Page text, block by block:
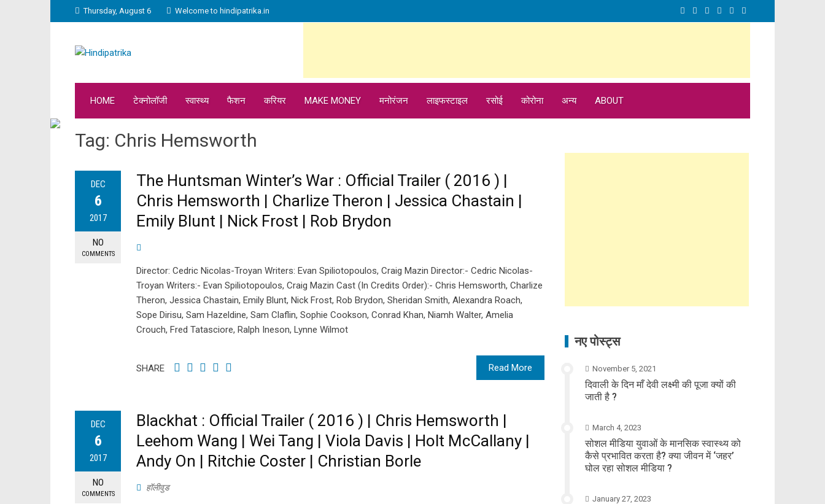
Thursday, August 6 Welcome to hindipatrika.in
HOME टेक्नोलॉजी स्वास्थ्य फैशन करियर MAKE MONEY मनोरंजन लाइफस्टाइल रसोई कोरोना अन्य ABOUT
Tag: Chris Hemsworth
DEC
6
2017
NO
COMMENTS
The Huntsman Winter’s War : Official Trailer ( 2016 ) |
Chris Hemsworth | Charlize Theron | Jessica Chastain |
Emily Blunt | Nick Frost | Rob Brydon
Director: Cedric Nicolas-Troyan Writers: Evan Spiliotopoulos, Craig Mazin Director:- Cedric Nicolas-
Troyan Writers:- Evan Spiliotopoulos, Craig Mazin Cast (In Credits Order):- Chris Hemsworth, Charlize
Theron, Jessica Chastain, Emily Blunt, Nick Frost, Rob Brydon, Sheridan Smith, Alexandra Roach,
Sope Dirisu, Sam Hazeldine, Sam Claflin, Sophie Cookson, Conrad Khan, Niamh Walter, Amelia
Crouch, Fred Tatasciore, Ralph Ineson, Lynne Wilmot
Read More
SHARE
DEC
6
2017
NO
COMMENTS
Blackhat : Official Trailer ( 2016 ) | Chris Hemsworth |
Leehom Wang | Wei Tang | Viola Davis | Holt McCallany |
Andy On | Ritchie Coster | Christian Borle
हॉलीवुड
नए पोस्ट्स
November 5, 2021
दिवाली के दिन माँ देवी लक्ष्मी की पूजा क्यों की
जाती है ?
March 4, 2023
सोशल मीडिया युवाओं के मानसिक स्वास्थ्य को
कैसे प्रभावित करता है? क्या जीवन में ‘जहर’
घोल रहा सोशल मीडिया ?
January 27, 2023